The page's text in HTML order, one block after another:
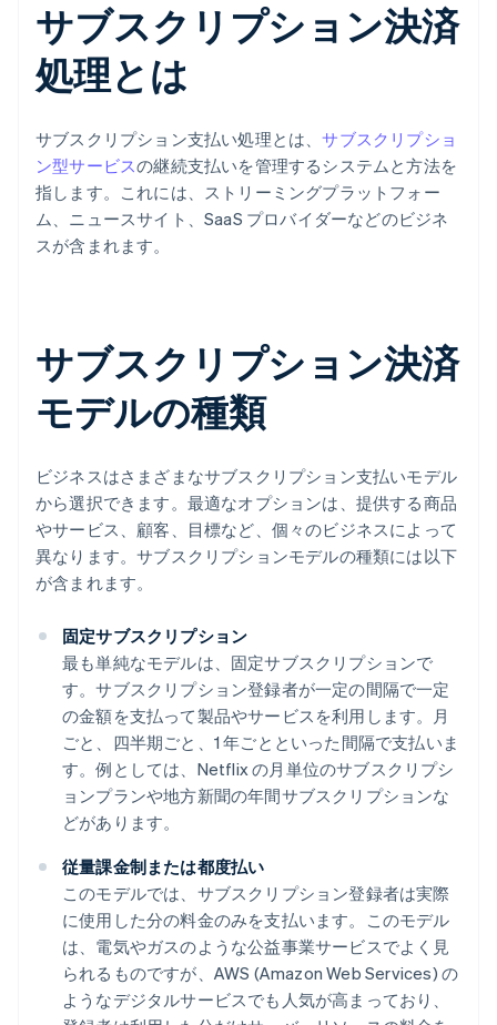
サブスクリプション決済
処理とは
サブスクリプション支払い処理とは、サブスクリプショ
ン型サービスの継続支払いを管理するシステムと方法を
指します。これには、ストリーミングプラットフォー
ム、ニュースサイト、SaaS プロバイダーなどのビジネ
スが含まれます。
サブスクリプション決済
モデルの種類
ビジネスはさまざまなサブスクリプション支払いモデル
から選択できます。最適なオプションは、提供する商品
やサービス、顧客、目標など、個々のビジネスによって
異なります。サブスクリプションモデルの種類には以下
が含まれます。
固定サブスクリプション
最も単純なモデルは、固定サブスクリプションで
す。サブスクリプション登録者が一定の間隔で一定
の金額を支払って製品やサービスを利用します。月
ごと、四半期ごと、1 年ごとといった間隔で支払いま
す。例としては、Netflix の月単位のサブスクリプシ
ョンプランや地方新聞の年間サブスクリプションな
どがあります。
従量課金制または都度払い
このモデルでは、サブスクリプション登録者は実際
に使用した分の料金のみを支払います。このモデル
は、電気やガスのような公益事業サービスでよく見
られるものですが、AWS (Amazon Web Services) の
ようなデジタルサービスでも人気が高まっており、